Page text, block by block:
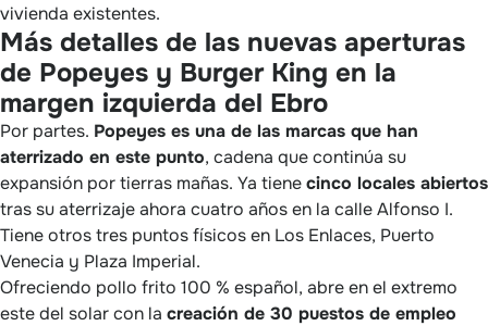
vivienda existentes.
Más detalles de las nuevas aperturas
de Popeyes y Burger King en la
margen izquierda del Ebro
Por partes. Popeyes es una de las marcas que han
aterrizado en este punto, cadena que continúa su
expansión por tierras mañas. Ya tienecinco locales abiertos
tras su aterrizaje ahora cuatro años en la calle Alfonso I.
Tiene otros tres puntos físicos en Los Enlaces, Puerto
Venecia y Plaza Imperial.
Ofreciendo pollo frito 100 % español, abre en el extremo
este del solar con la creación de 30 puestos de empleo